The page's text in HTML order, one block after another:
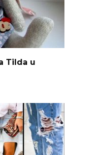
Tilda u